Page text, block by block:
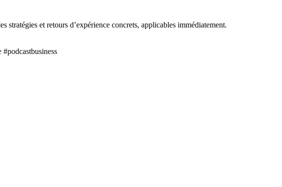
stratégies et retours d’expérience concrets, applicables immédiatement.